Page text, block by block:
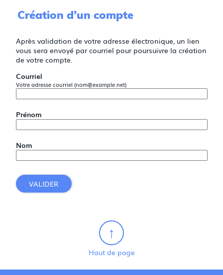
Création d’un compte
Après validation de votre adresse électronique, un lien
vous sera envoyé par courriel pour poursuivre la création
de votre compte.
Courriel
Votre adresse courriel (nom@example.net)
Prénom
Nom
VALIDER
Haut de page